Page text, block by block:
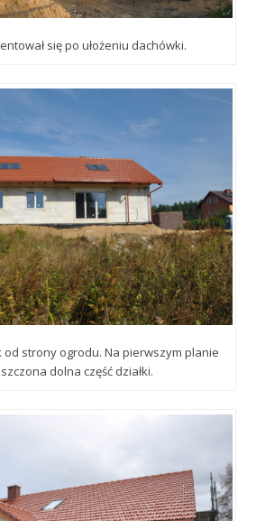
się po ułożeniu dachówki.
od strony ogrodu. Na pierwszym planie
dolna część działki.